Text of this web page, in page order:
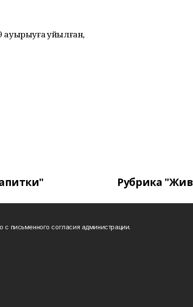
ҡуйылған,
Рубрика
письменного согласия администрации.